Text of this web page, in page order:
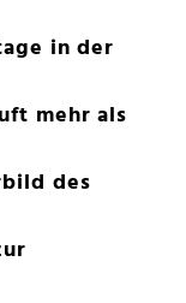
in der
mehr als
des